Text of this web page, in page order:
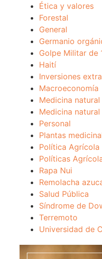
Ética y valores
Forestal
General
Germanio
Golpe Militar de
Haití
Inversiones
Macroeconomía
Medicina natural
Medicina
Personal
Plantas
Política Agrícola
Políticas
Rapa Nui
Remolacha
Salud Pública
Síndrome de
Terremoto
Universidad de